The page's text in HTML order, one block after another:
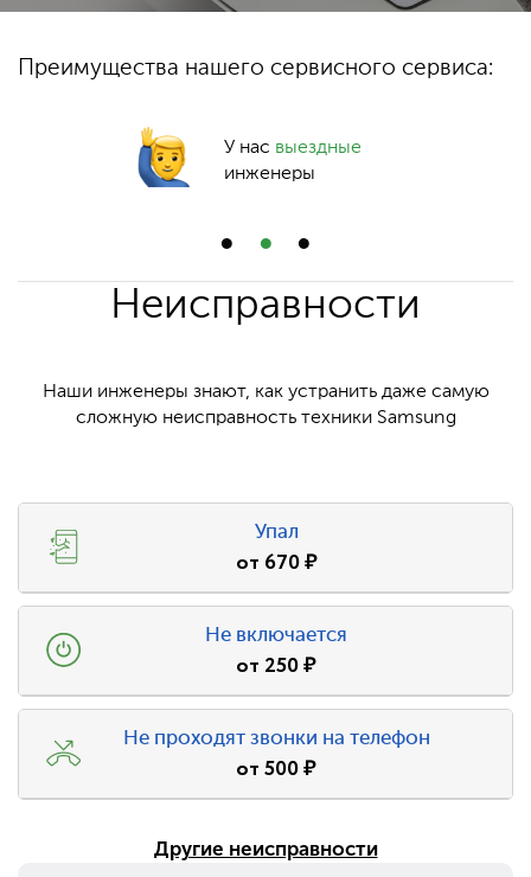
Преимущества нашего сервисного сервиса:
У нас выездные
инженеры
Неисправности
Наши инженеры знают, как устранить даже самую
сложную неисправность техники Samsung
Упал
от 670₽
Не включается
от 250₽
Не проходят звонки на телефон
от500₽
Другие неисправности